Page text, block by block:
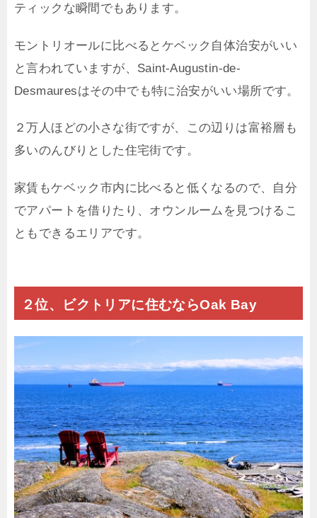
ティックな瞬間でもあります。
モントリオールに比べるとケベック自体治安がいい
と言われていますが、Saint-Augustin-de-
Desmauresはその中でも特に治安がいい場所です。
２万人ほどの小さな街ですが、この辺りは富裕層も
多いのんびりとした住宅街です。
家賃もケベック市内に比べると低くなるので、自分
でアパートを借りたり、オウンルームを見つけるこ
ともできるエリアです。
２位、ビクトリアに住むならOak Bay